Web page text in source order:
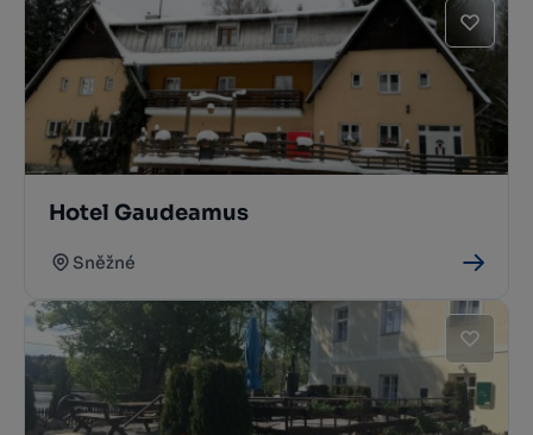
Hotel Gaudeamus
Sněžné